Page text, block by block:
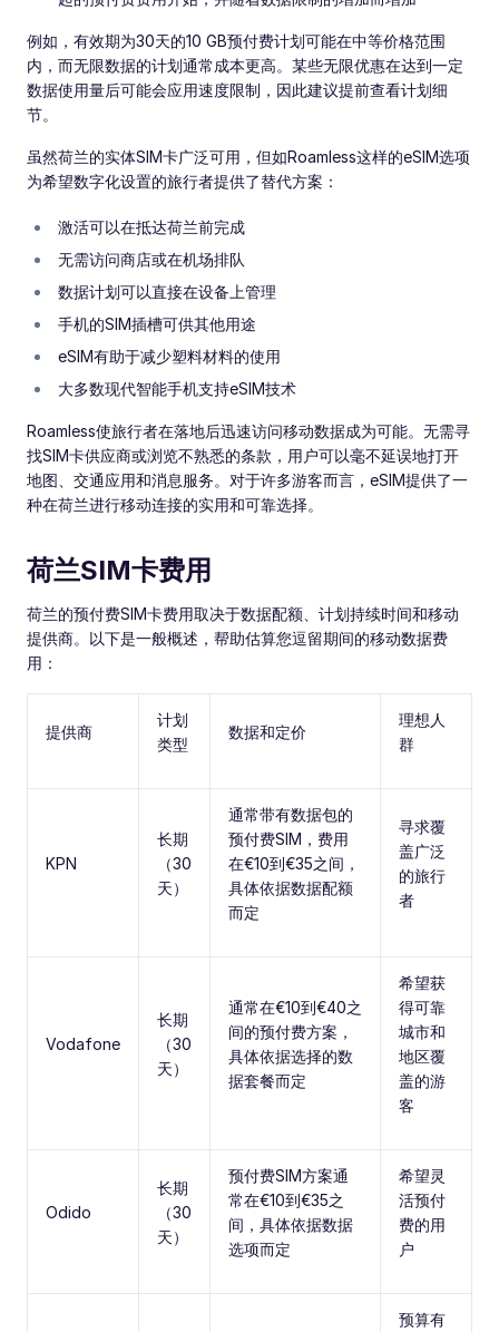
例如，有效期为30天的10 GB预付费计划可能在中等价格范围
内，而无限数据的计划通常成本更高。某些无限优惠在达到一定
数据使用量后可能会应用速度限制，因此建议提前查看计划细
节。
虽然荷兰的实体SIM卡广泛可用，但如Roamless这样的eSIM选项
为希望数字化设置的旅行者提供了替代方案：
激活可以在抵达荷兰前完成
无需访问商店或在机场排队
数据计划可以直接在设备上管理
手机的SIM插槽可供其他用途
eSIM有助于减少塑料材料的使用
大多数现代智能手机支持eSIM技术
Roamless使旅行者在落地后迅速访问移动数据成为可能。无需寻
找SIM卡供应商或浏览不熟悉的条款，用户可以毫不延误地打开
地图、交通应用和消息服务。对于许多游客而言，eSIM提供了一
种在荷兰进行移动连接的实用和可靠选择。
荷兰SIM卡费用
荷兰的预付费SIM卡费用取决于数据配额、计划持续时间和移动
提供商。以下是一般概述，帮助估算您逗留期间的移动数据费
用：
提供商
计划
类型
数据和定价
理想人
群
KPN
长期
（30
天）
通常带有数据包的
预付费SIM，费用
在€10到€35之间，
具体依据数据配额
而定
寻求覆
盖广泛
的旅行
者
Vodafone
长期
（30
天）
通常在€10到€40之
间的预付费方案，
具体依据选择的数
据套餐而定
希望获
得可靠
城市和
地区覆
盖的游
客
Odido
长期
（30
天）
预付费SIM方案通
常在€10到€35之
间，具体依据数据
选项而定
希望灵
活预付
费的用
户
预算有